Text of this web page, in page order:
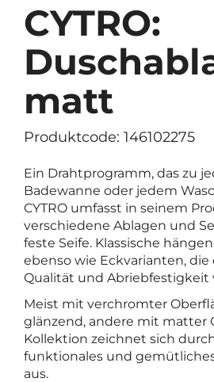
CYTRO:
matt
Produktcode: 146102275
Ein Drahtprogramm, das zu
Badewanne oder jedem
CYTRO umfasst in seinem
verschiedene Ablagen und
feste Seife. Klassische
ebenso wie Eckvarianten,
Qualität und Abriebfestigkeit
Meist mit verchromter
glänzend, andere mit matter
Kollektion zeichnet sich
funktionales und
aus.